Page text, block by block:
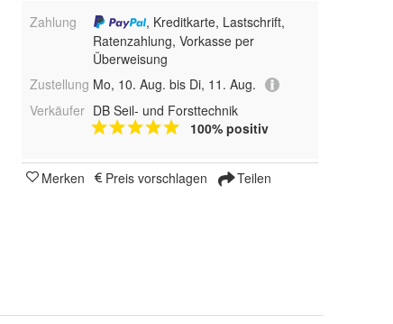
Zahlung
, Kreditkarte, Lastschrift,
Ratenzahlung, Vorkasse per
Überweisung
Zustellung Mo, 10. Aug. bis Di, 11. Aug.
Verkäufer DB Seil- und Forsttechnik
100% positiv
Merken Preis vorschlagen Teilen